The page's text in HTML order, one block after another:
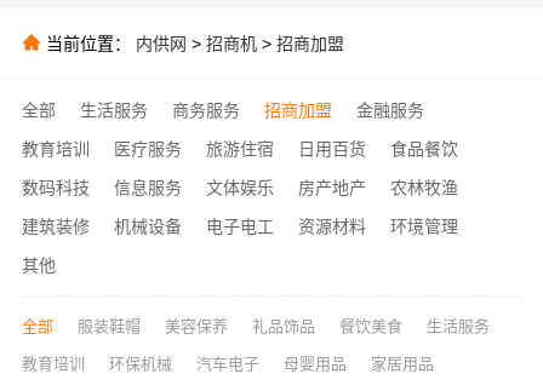
当前位置： 内供网 > 招商机 > 招商加盟
全部 生活服务 商务服务 招商加盟
金融服务
教育培训
医疗服务 旅游住宿 日用百货
食品餐饮
数码科技
信息服务 文体娱乐 房产地产
农林牧渔
建筑装修
机械设备 电子电工 资源材料
环境管理
其他
全部 服装鞋帽 美容保养 礼品饰品 餐饮美食 生活服务
教育培训 环保机械 汽车电子 母婴用品 家居用品